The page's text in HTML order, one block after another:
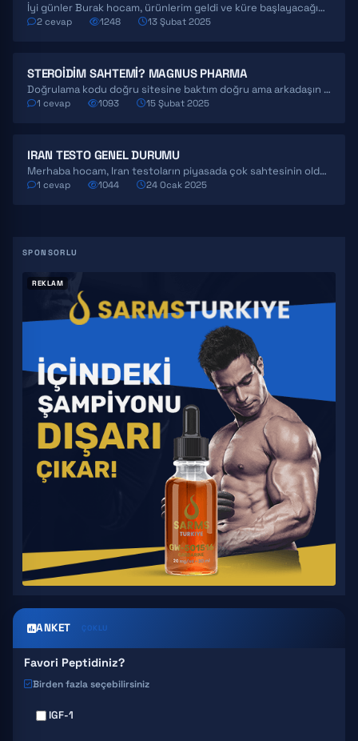
İyi günler Burak hocam, ürünlerim geldi ve küre başlayacağım. Ancak aklıma takılan bir konu var. Kür…
2 cevap 1248 13 Şubat 2025
STEROIDIM SAHTEMI? MAGNUS PHARMA
Doğrulama kodu doğru sitesine baktım doğru ama arkadaşın biri " içi tam dolu değilde sahtedir içi…
1 cevap 1093 15 Şubat 2025
IRAN TESTO GENEL DURUMU
Merhaba hocam, Iran testoların piyasada çok sahtesinin olduğunu söylüyorlar. Bu durum hakkında sizden bir fikir alabilir…
1 cevap 1044 24 Ocak 2025
REKLAM
ANKET ÇOKLU
Favori Peptidiniz?
Birden fazla seçebilirsiniz
IGF-1